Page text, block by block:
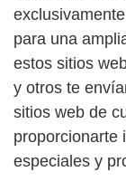
para una
estos sitios
y otros te
sitios web de
proporcionarte
especiales y